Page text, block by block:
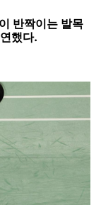
반짝이는 발목
했다.